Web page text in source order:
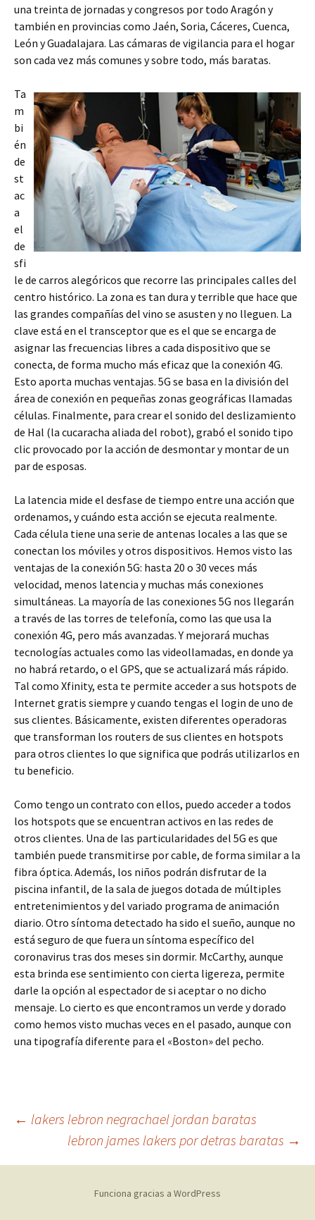
una treinta de jornadas y congresos por todo Aragón y
también en provincias como Jaén, Soria, Cáceres, Cuenca,
León y Guadalajara. Las cámaras de vigilancia para el hogar
son cada vez más comunes y sobre todo, más baratas.
Ta
m
bi
én
de
st
ac
a
el
de
sfi
le de carros alegóricos que recorre las principales calles del
centro histórico. La zona es tan dura y terrible que hace que
las grandes compañías del vino se asusten y no lleguen. La
clave está en el transceptor que es el que se encarga de
asignar las frecuencias libres a cada dispositivo que se
conecta, de forma mucho más eficaz que la conexión 4G.
Esto aporta muchas ventajas. 5G se basa en la división del
área de conexión en pequeñas zonas geográficas llamadas
células. Finalmente, para crear el sonido del deslizamiento
de Hal (la cucaracha aliada del robot), grabó el sonido tipo
clic provocado por la acción de desmontar y montar de un
par de esposas.
La latencia mide el desfase de tiempo entre una acción que
ordenamos, y cuándo esta acción se ejecuta realmente.
Cada célula tiene una serie de antenas locales a las que se
conectan los móviles y otros dispositivos. Hemos visto las
ventajas de la conexión 5G: hasta 20 o 30 veces más
velocidad, menos latencia y muchas más conexiones
simultáneas. La mayoría de las conexiones 5G nos llegarán
a través de las torres de telefonía, como las que usa la
conexión 4G, pero más avanzadas. Y mejorará muchas
tecnologías actuales como las videollamadas, en donde ya
no habrá retardo, o el GPS, que se actualizará más rápido.
Tal como Xfinity, esta te permite acceder a sus hotspots de
Internet gratis siempre y cuando tengas el login de uno de
sus clientes. Básicamente, existen diferentes operadoras
que transforman los routers de sus clientes en hotspots
para otros clientes lo que significa que podrás utilizarlos en
tu beneficio.
Como tengo un contrato con ellos, puedo acceder a todos
los hotspots que se encuentran activos en las redes de
otros clientes. Una de las particularidades del 5G es que
también puede transmitirse por cable, de forma similar a la
fibra óptica. Además, los niños podrán disfrutar de la
piscina infantil, de la sala de juegos dotada de múltiples
entretenimientos y del variado programa de animación
diario. Otro síntoma detectado ha sido el sueño, aunque no
está seguro de que fuera un síntoma específico del
coronavirus tras dos meses sin dormir. McCarthy, aunque
esta brinda ese sentimiento con cierta ligereza, permite
darle la opción al espectador de si aceptar o no dicho
mensaje. Lo cierto es que encontramos un verde y dorado
como hemos visto muchas veces en el pasado, aunque con
una tipografía diferente para el «Boston» del pecho.
Navegación
de
← lakers lebron negrachael jordan baratas
lebron james lakers por detras baratas →
Funciona gracias a WordPress